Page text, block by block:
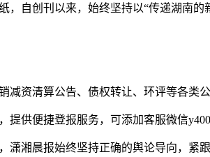
，自创刊以来，始终坚持以“传递湖南
减资清算公告、债权转让、环评等各类
提供便捷登报服务，可添加客服微信
潇湘晨报始终坚持正确的舆论导向，